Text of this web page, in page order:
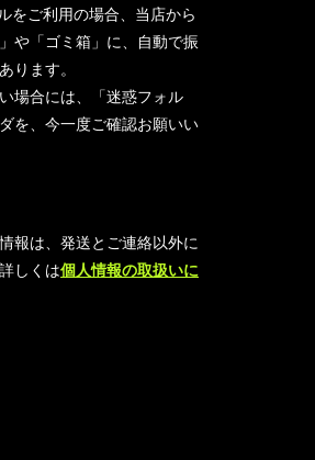
をご利用の場合、当店から
や「ゴミ箱」に、自動で振
ります。
場合には、「迷惑フォル
を、今一度ご確認お願いい
報は、発送とご連絡以外に
しくは個人情報の取扱いに